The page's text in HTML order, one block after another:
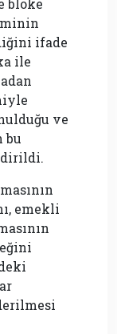
bloke
ifade
ile
ve
bu
emekli